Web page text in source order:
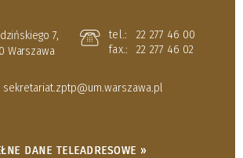
7,
Warszawa
tel.:
22 277 46 00
fax.:
22 277 46 02
sekretariat.zptp@um.warszawa.pl
DANE TELEADRESOWE »